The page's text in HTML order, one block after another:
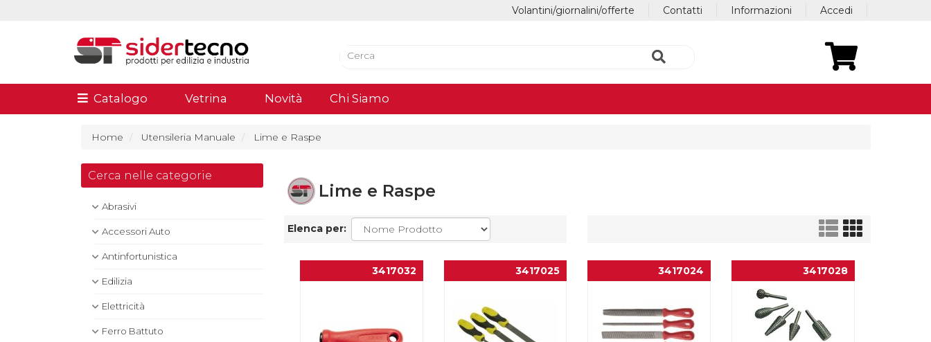
Accedi
Informazioni
Contatti
Volantini/giornalini/offerte
Catalogo Vetrina Novità Chi Siamo
Home Utensileria Manuale Lime e Raspe
Cerca nelle categorie
Abrasivi
Accessori Auto
Antinfortunistica
Edilizia
Elettricità
Ferro Battuto
Lime e Raspe
Elenca per:
3417032 3417025 3417024 3417028